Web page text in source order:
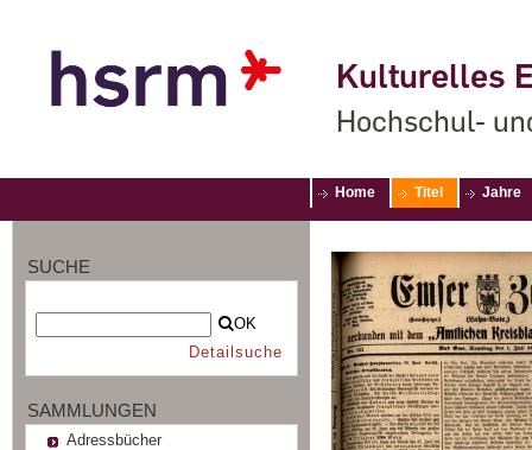
Kulturelles
Hochschul-
Home Titel Jahre
SUCHE
OK
Detailsuche
SAMMLUNGEN
Adressbücher